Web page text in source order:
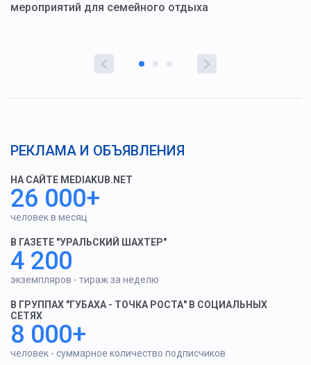
мероприятий для семейного отдыха
РЕКЛАМА И ОБЪЯВЛЕНИЯ
НА САЙТЕ MEDIAKUB.NET
26 000+
человек в месяц
В ГАЗЕТЕ "УРАЛЬСКИЙ ШАХТЕР"
4 200
экземпляров - тираж за неделю
В ГРУППАХ "ГУБАХА - ТОЧКА РОСТА" В СОЦИАЛЬНЫХ
СЕТЯХ
8 000+
человек - суммарное количество подписчиков